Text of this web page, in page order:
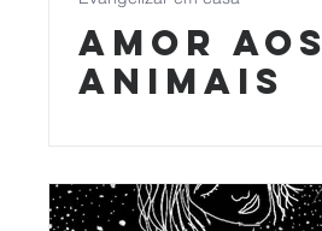
Amor aos
animais